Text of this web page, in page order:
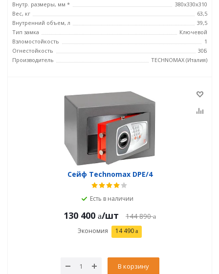
Внутр. размеры, мм *
380х330х310
Вес, кг
63,5
Внутренний объем, л
39,5
Тип замка
Ключевой
Взломостойкость
1
Огнестойкость
30Б
Производитель
TECHNOMAX (Италия)
Сейф Technomax DPE/4
Есть в наличии
130 400 /шт 144 890
Экономия 14 490
В корзину